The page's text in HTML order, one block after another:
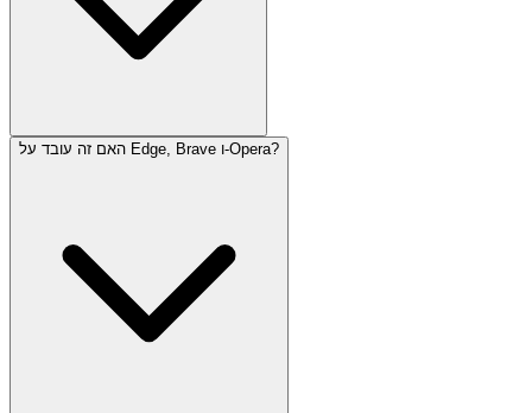
האם זה עובד על Edge, Brave ו-Opera?